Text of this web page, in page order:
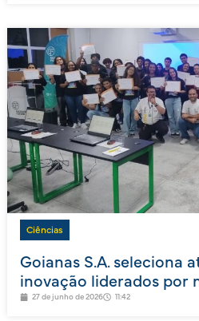
Ciências
Goianas S.A. seleciona
inovação liderados por
27 de junho de 2026 11:42